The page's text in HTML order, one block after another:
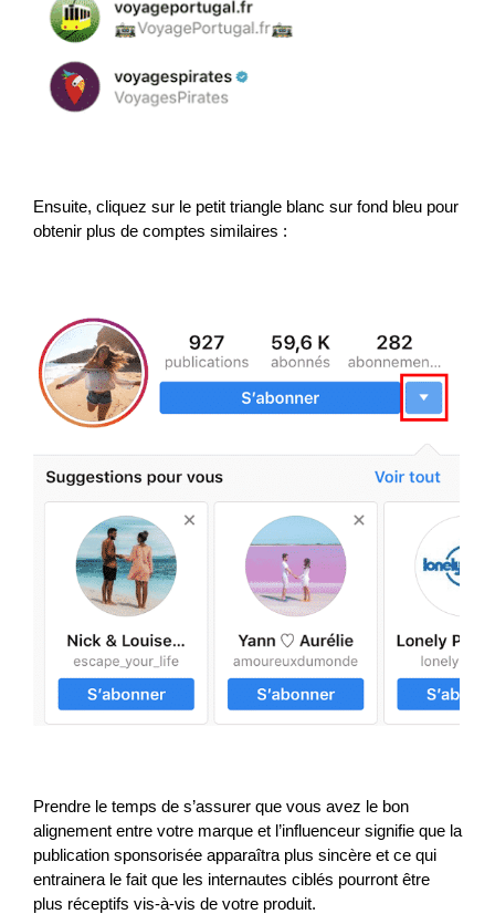
Ensuite, cliquez sur le petit triangle blanc sur fond bleu pour
obtenir plus de comptes similaires :
Prendre le temps de s’assurer que vous avez le bon
alignement entre votre marque et l’influenceur signifie que la
publication sponsorisée apparaîtra plus sincère et ce qui
entrainera le fait que les internautes ciblés pourront être
plus réceptifs vis-à-vis de votre produit.